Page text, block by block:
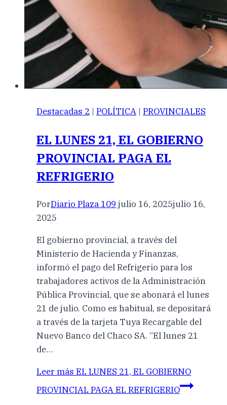
Destacadas 2 | POLÍTICA | PROVINCIALES
EL LUNES 21, EL GOBIERNO
PROVINCIAL PAGA EL
REFRIGERIO
PorDiario Plaza 109 julio 16, 2025julio 16,
2025
El gobierno provincial, a través del
Ministerio de Hacienda y Finanzas,
informó el pago del Refrigerio para los
trabajadores activos de la Administración
Pública Provincial, que se abonará el lunes
21 de julio. Como es habitual, se depositará
a través de la tarjeta Tuya Recargable del
Nuevo Banco del Chaco SA. “El lunes 21
de…
Leer más EL LUNES 21, EL GOBIERNO
PROVINCIAL PAGA EL REFRIGERIO